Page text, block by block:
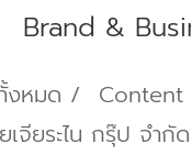
Brand &
งหมด Content
เจียระไน กรุ๊ป จำ